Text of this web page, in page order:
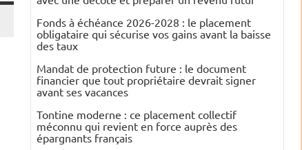
Fonds à échéance 2026-2028 : le placement
obligataire qui sécurise vos gains avant la baisse
des taux
Mandat de protection future : le document
financier que tout propriétaire devrait signer
avant ses vacances
Tontine moderne : ce placement collectif
méconnu qui revient en force auprès des
épargnants français